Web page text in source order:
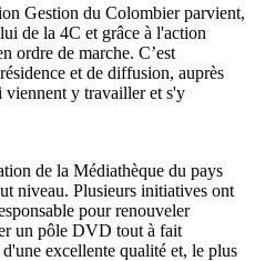
Gestion du Colombier parvient,
de la 4C et grâce à l'action
ordre de marche. C’est
et de diffusion, auprès
viennent y travailler et s'y
de la Médiathèque du pays
niveau. Plusieurs initiatives ont
pour renouveler
un pôle DVD tout à fait
excellente qualité et, le plus